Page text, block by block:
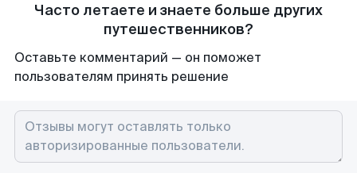
Часто летаете и знаете больше других
путешественников?
Оставьте комментарий — он поможет
пользователям принять решение